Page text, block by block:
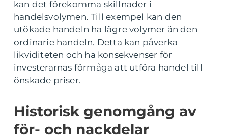
kan det förekomma skillnader i
handelsvolymen. Till exempel kan den
utökade handeln ha lägre volymer än den
ordinarie handeln. Detta kan påverka
likviditeten och ha konsekvenser för
investerarnas förmåga att utföra handel till
önskade priser.
Historisk genomgång av
för- och nackdelar